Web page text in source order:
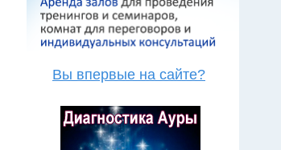
Вы впервые на сайте?